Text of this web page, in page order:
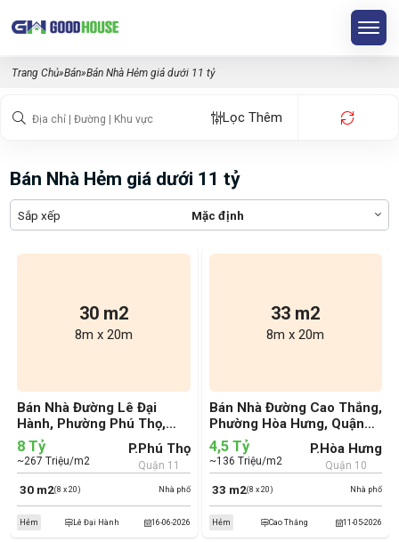
Trang Chủ»Bán»Bán Nhà Hẻm giá dưới 11 tỷ
Lọc Thêm
Bán Nhà Hẻm giá dưới 11 tỷ
Sắp xếp Mặc định
30 m2
8m x 20m
Bán Nhà Đường Lê Đại
Hành, Phường Phú Thọ,
Quận 11 (cũ)
Nhà phố
30 m2(8 x 20)
8 Tỷ
~267 Triệu/m2
P.Phú Thọ
Quận 11
16-06-2026
Hẻm Lê Đại Hành
33 m2
8m x 20m
Bán Nhà Đường Cao Thắng,
Phường Hòa Hưng, Quận
10 (cũ)
Nhà phố
33 m2(8 x 20)
4,5 Tỷ
~136 Triệu/m2
P.Hòa Hưng
Quận 10
11-05-2026
Hẻm Cao Thắng